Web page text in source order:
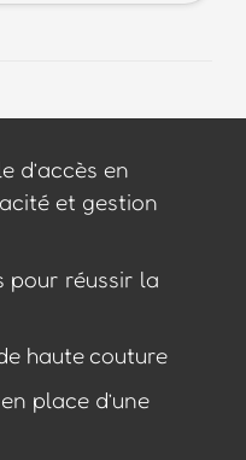
d’accès en
et gestion
pour réussir la
haute couture
place d’une